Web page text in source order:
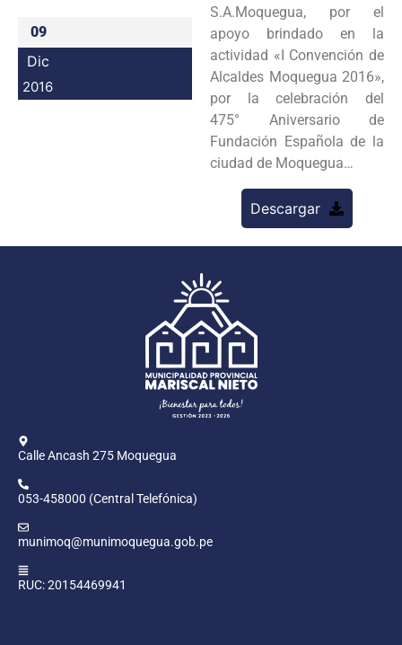
Intranet
09
Dic
2016
S.A.Moquegua, por el
apoyo brindado en la
actividad «I Convención de
Alcaldes Moquegua 2016»,
por la celebración del
475° Aniversario de
Fundación Española de la
ciudad de Moquegua…
Descargar
Calle Ancash 275 Moquegua
053-458000 (Central Telefónica)
munimoq@munimoquegua.gob.pe
RUC: 20154469941